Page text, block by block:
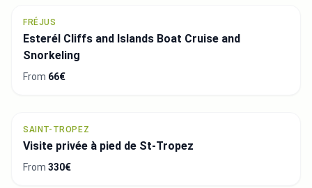
FRÉJUS
Esterél Cliffs and Islands Boat Cruise and
Snorkeling
From 66€
SAINT-TROPEZ
Visite privée à pied de St-Tropez
From 330€